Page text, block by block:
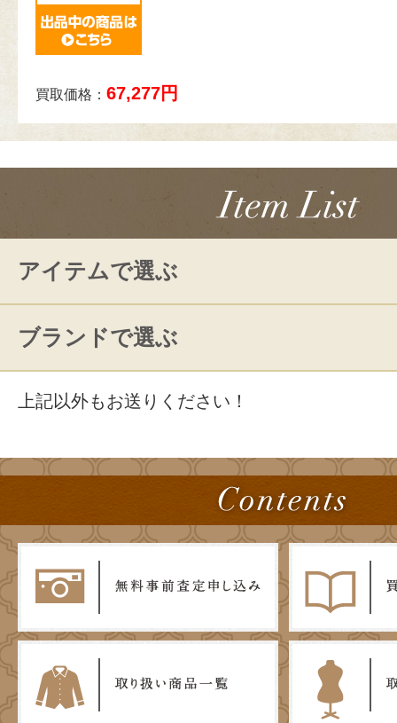
買取価格： 67,277円
アイテムで選ぶ
ブランドで選ぶ
上記以外もお送りください！